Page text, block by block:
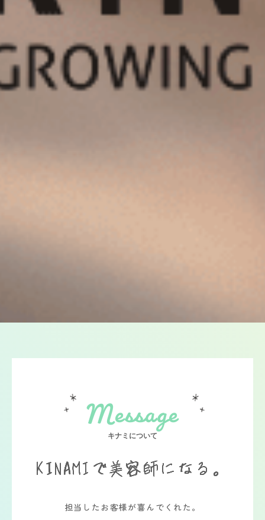
Message
キナミについて
KINAMIで美容師になる。
担当したお客様が喜んでくれた。